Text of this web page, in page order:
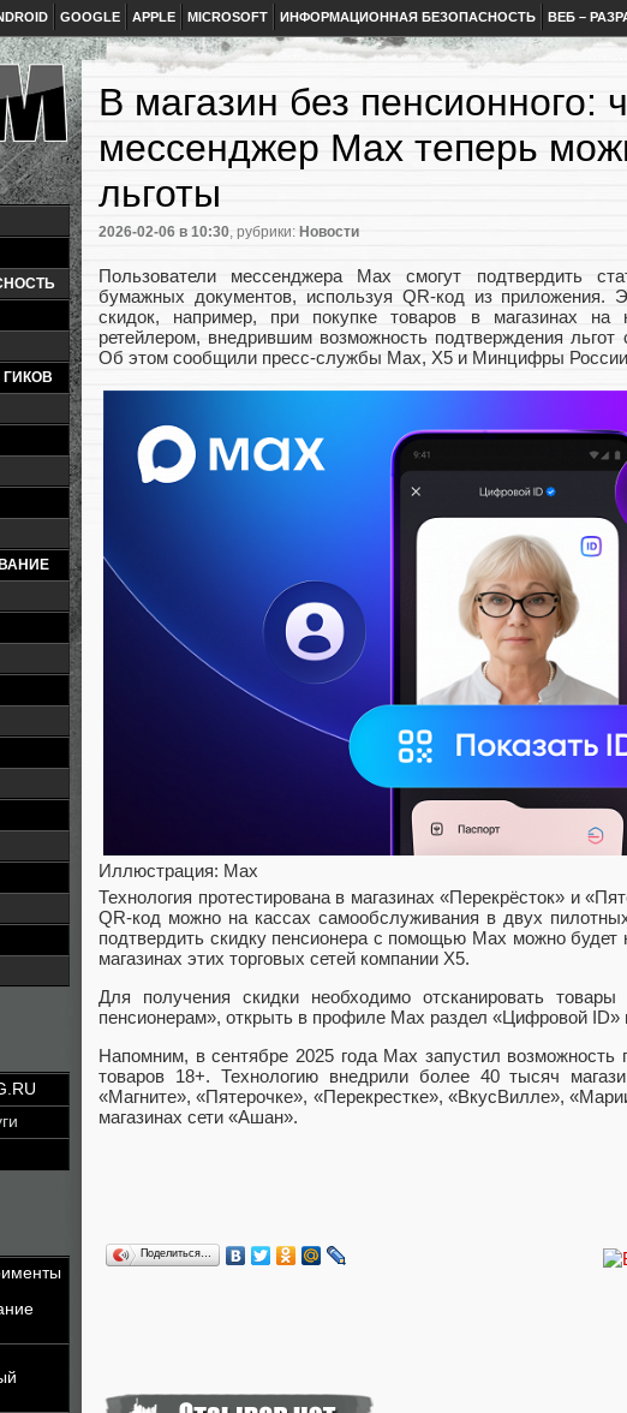
GOOGLE APPLE MICROSOFT ИНФОРМАЦИОННАЯ БЕЗОПАСНОСТЬ ВЕБ –
В магазин без пенсионного:
мессенджер Max теперь
льготы
2026-02-06 в 10:30, рубрики: Новости
Пользователи мессенджера Max смогут подтвердить
бумажных документов, используя QR-код из приложения.
скидок, например, при покупке товаров в магазинах на
ретейлером, внедрившим возможность подтверждения
Об этом сообщили пресс-службы Max, X5 и Минцифры
Иллюстрация: Max
Технология протестирована в магазинах «Перекрёсток» и
QR-код можно на кассах самообслуживания в двух
подтвердить скидку пенсионера с помощью Max можно будет
магазинах этих торговых сетей компании Х5.
Для получения скидки необходимо отсканировать
пенсионерам», открыть в профиле Max раздел «Цифровой ID»
Напомним, в сентябре 2025 года Max запустил возможность
товаров 18+. Технологию внедрили более 40 тысяч
«Магните», «Пятерочке», «Перекрестке», «ВкусВилле»,
магазинах сети «Ашан».
Поделиться…